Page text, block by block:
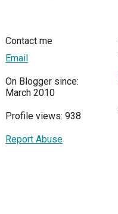
Contact me
Email
On Blogger since:
March 2010
Profile views: 938
Report Abuse